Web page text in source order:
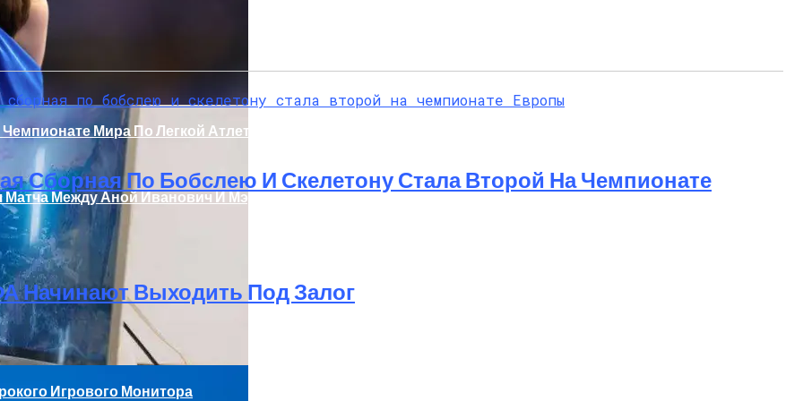
Мини-ПК NAC Intel Со Скрытой Мощью
Игрового Монитора
Мира По Легкой Атлетике
Между Аной Иванович И Мэдисон Кис
Сборная По Бобслею И Скелетону Стала Второй На Чемпионате
Начинают Выходить Под Залог